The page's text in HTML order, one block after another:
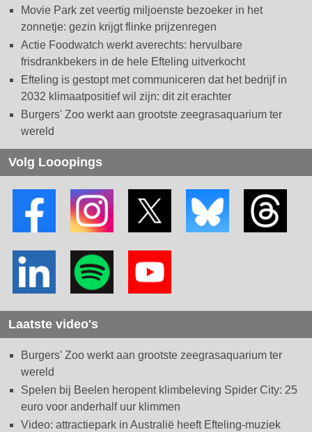
Movie Park zet veertig miljoenste bezoeker in het
zonnetje: gezin krijgt flinke prijzenregen
Actie Foodwatch werkt averechts: hervulbare
frisdrankbekers in de hele Efteling uitverkocht
Efteling is gestopt met communiceren dat het bedrijf in
2032 klimaatpositief wil zijn: dit zit erachter
Burgers' Zoo werkt aan grootste zeegrasaquarium ter
wereld
Volg Looopings
Laatste video's
Burgers' Zoo werkt aan grootste zeegrasaquarium ter
wereld
Spelen bij Beelen heropent klimbeleving Spider City: 25
euro voor anderhalf uur klimmen
Video: attractiepark in Australië heeft Efteling-muziek